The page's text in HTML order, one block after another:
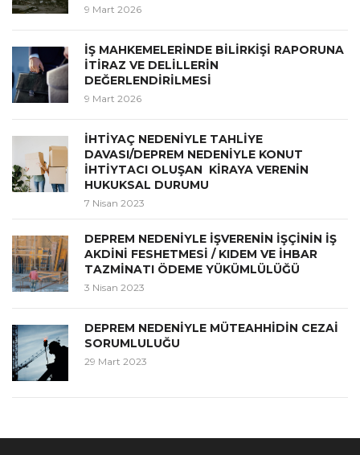
9 Mart 2026
İŞ MAHKEMELERİNDE BİLİRKİŞİ RAPORUNA
İTİRAZ VE DELİLLERİN
DEĞERLENDİRİLMESİ
9 Mart 2026
İHTİYAÇ NEDENİYLE TAHLİYE
DAVASI/DEPREM NEDENİYLE KONUT
İHTİYTACI OLUŞAN KİRAYA VERENİN
HUKUKSAL DURUMU
7 Nisan 2023
DEPREM NEDENİYLE İŞVERENİN İŞÇİNİN İŞ
AKDİNİ FESHETMESİ / KIDEM VE İHBAR
TAZMİNATI ÖDEME YÜKÜMLÜLÜĞÜ
3 Nisan 2023
DEPREM NEDENİYLE MÜTEAHHİDİN CEZAİ
SORUMLULUĞU
29 Mart 2023